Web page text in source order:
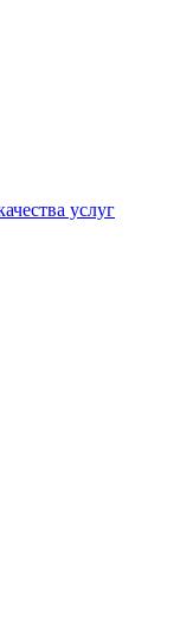
услуг